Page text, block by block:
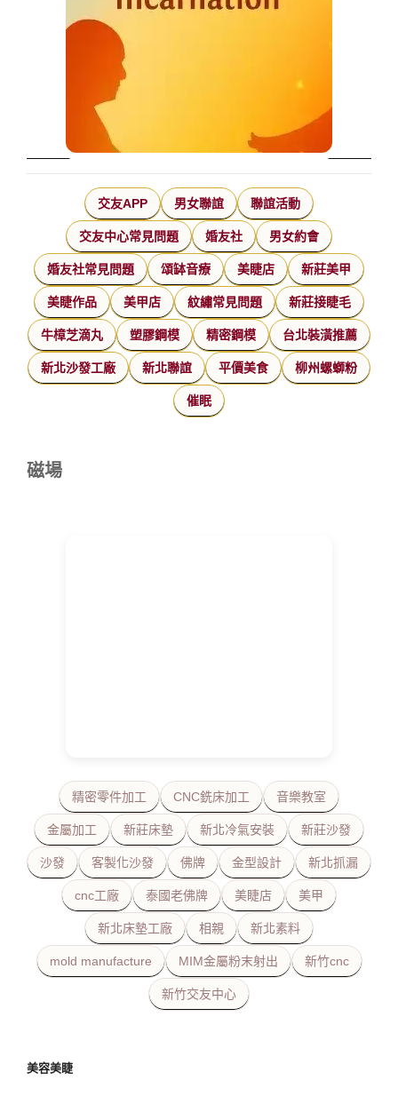
交友APP 男女聯誼 聯誼活動
交友中心常見問題 婚友社 男女約會
婚友社常見問題 頌缽音療 美睫店 新莊美甲
美睫作品 美甲店 紋繡常見問題 新莊接睫毛
牛樟芝滴丸 塑膠鋼模 精密鋼模 台北裝潢推薦
新北沙發工廠 新北聯誼 平價美食 柳州螺螄粉
催眠
磁場
精密零件加工 CNC銑床加工 音樂教室
金屬加工 新莊床墊 新北冷氣安裝 新莊沙發
沙發 客製化沙發 佛牌 金型設計 新北抓漏
cnc工廠 泰國老佛牌 美睫店 美甲
新北床墊工廠 相親 新北素料
mold manufacture MIM金屬粉末射出 新竹cnc
新竹交友中心
美容美睫